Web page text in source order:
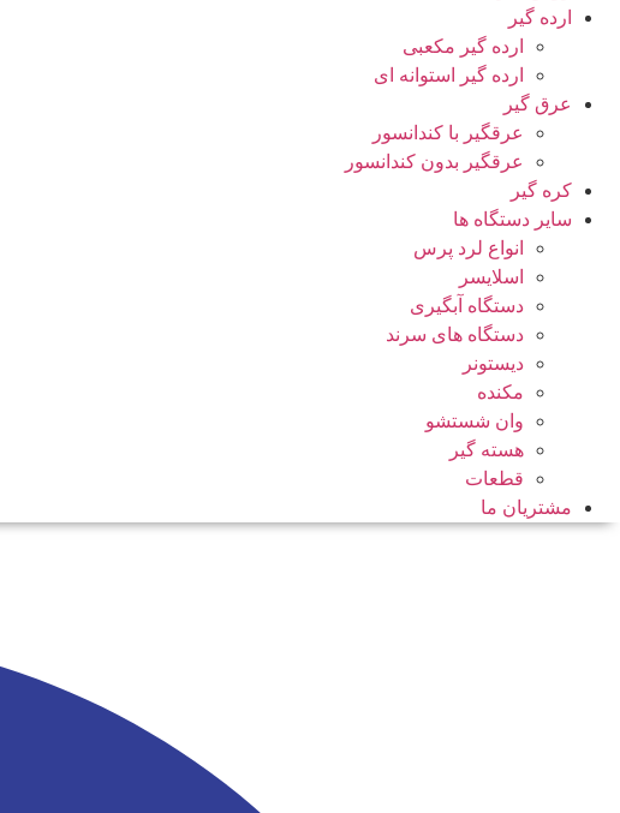
ارده گیر
ارده گیر مکعبی
ارده گیر استوانه ای
عرق گیر
عرقگیر با کندانسور
عرقگیر بدون کندانسور
کره گیر
سایر دستگاه ها
انواع لرد پرس
اسلایسر
دستگاه آبگیری
دستگاه های سرند
دیستونر
مکنده
وان شستشو
هسته گیر
قطعات
مشتریان ما